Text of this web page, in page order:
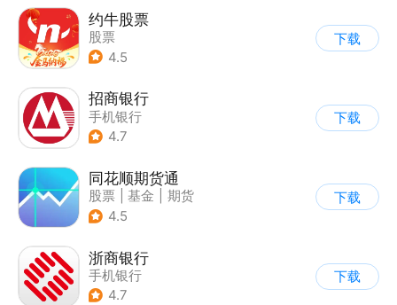
约牛股票
股票
4.5
下载
招商银行
手机银行
4.7
下载
同花顺期货通
股票 基金
期货
4.5
下载
浙商银行
手机银行
4.7
下载